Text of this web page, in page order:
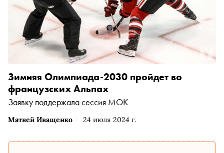
Матвей Иващенко 24 июля 2024 г.
Зимняя Олимпиада-2030 пройдет во
французских Альпах
Заявку поддержала сессия МОК